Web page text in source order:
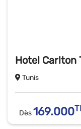
Hotel Carlton
Tunis
Dès169.000